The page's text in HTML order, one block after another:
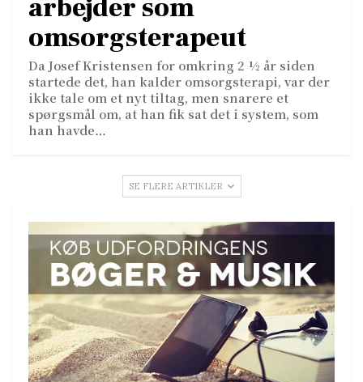
arbejder som
omsorgsterapeut
Da Josef Kristensen for omkring 2 ½ år siden
startede det, han kalder omsorgsterapi, var der
ikke tale om et nyt tiltag, men snarere et
spørgsmål om, at han fik sat det i system, som
han havde…
SE FLERE ARTIKLER